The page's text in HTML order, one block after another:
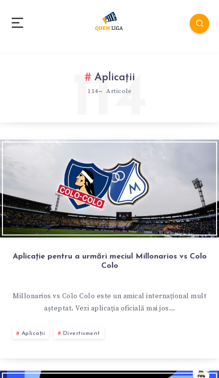
Aplicații
114 Articole
114
Aplicație pentru a urmări meciul Millonarios vs Colo
Colo
Millonarios vs Colo Colo este un amical internațional mult
așteptat. Vezi aplicația oficială mai jos…
Aplicații Divertisment